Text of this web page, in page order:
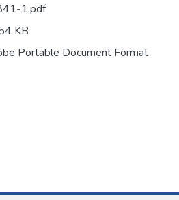
1.pdf
KB
Portable Document Format